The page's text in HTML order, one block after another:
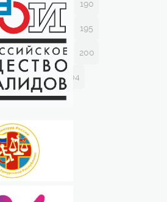
188 189 190
193 194 195
198 199 200
202 203 204